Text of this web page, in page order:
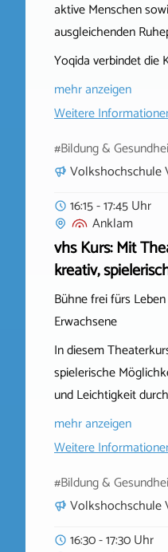
aktive Menschen
ausgleichenden
Yoqida verbindet die
mehr anzeigen
Weitere
#Bildung &
Volkshochschule
16:15 - 17:45 Uhr
Anklam
vhs Kurs: Mit
kreativ,
Bühne frei fürs
Erwachsene
In diesem
spielerische
und Leichtigkeit
mehr anzeigen
Weitere
#Bildung &
Volkshochschule
16:30 - 17:30 Uhr